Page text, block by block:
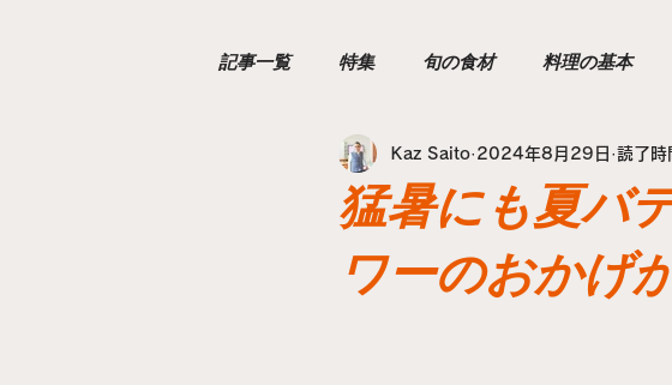
記事一覧 特集 旬の食材 料理の基本
季節の手仕事 生きる技術 キャリア作り
海外旅行
猛暑にも夏バ
ワーのおかげ
Kaz Saito 2024年8月29日 読了